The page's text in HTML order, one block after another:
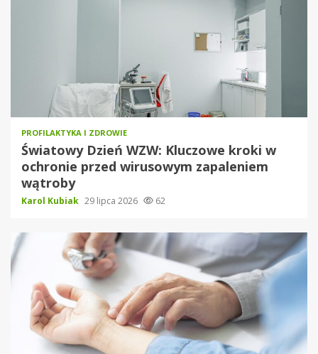
PROFILAKTYKA I ZDROWIE
Światowy Dzień WZW: Kluczowe kroki w
ochronie przed wirusowym zapaleniem
wątroby
Karol Kubiak 29 lipca 2026 62